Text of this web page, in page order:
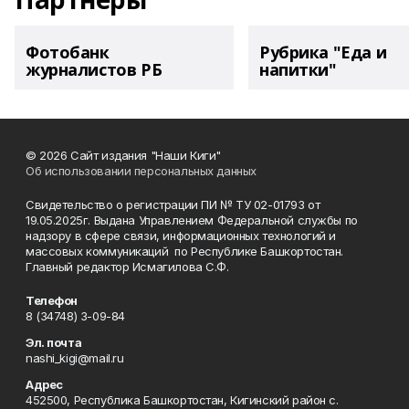
Фотобанк
журналистов РБ
Рубрика "Еда и
напитки"
© 2026 Сайт издания "Наши Киги"
Об использовании персональных данных
Свидетельство о регистрации ПИ № ТУ 02-01793 от
19.05.2025г. Выдана Управлением Федеральной службы по
надзору в сфере связи, информационных технологий и
массовых коммуникаций по Республике Башкортостан.
Главный редактор Исмагилова С.Ф.
Телефон
8 (34748) 3-09-84
Эл. почта
nashi_kigi@mail.ru
Адрес
452500, Республика Башкортостан, Кигинский район с.